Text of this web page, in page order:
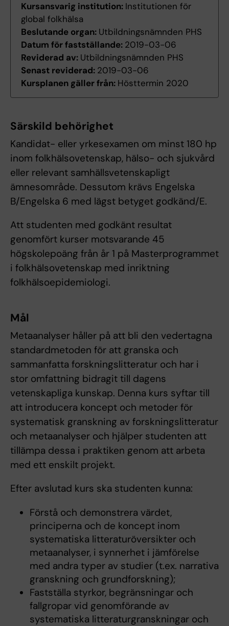
Kursansvarig institution: Institutionen för
global folkhälsa
Beslutande organ: Utbildningsnämnden PHS
Datum för fastställande: 2019-03-06
Reviderad av: Utbildningsnämnden PHS
Senast reviderad: 2019-03-06
Kursplanen gäller från: Hösttermin 2020
Särskild behörighet
Kandidat- eller yrkesexamen om minst 180 hp
inom folkhälsovetenskap, hälso- och sjukvård
eller relevant samhällsvetenskapligt
ämnesområde. Dessutom krävs Engelska
B/Engelska 6 med lägst betyget godkänd/E.
Att studenten med godkänt resultat
genomfört kurser motsvarande 45
högskolepoäng från år 1 på Masterprogrammet
i folkhälsovetenskap med inriktning
folkhälsoepidemiologi.
Mål
Metaanalyser håller på att bli den vedertagna
standardmetoden för att granska och
sammanfatta forskningslitteratur och har i
stor omfattning bidragit till dagens
vetenskapliga kunskap. Denna kurs syftar till
att introducera koncept och metoder för
systematisk granskning av forskningslitteratur
och metaanalyser och hjälper studenten att
tillämpa dessa i praktiken genom att arbeta
med ett enskilt projekt.
Efter avslutad kurs ska studenten kunna:
Förstå och demonstrera värdet,
principerna och de koncept inom
systematiska litteraturöversikter och
metaanalyser, i synnerhet i jämförelse
med andra typer av studier (t.ex. narrativa
granskning och grundforskning);
Fastställa styrkor, begränsningar och
fallgropar vid genomförande av
systematiska litteraturgranskningar och